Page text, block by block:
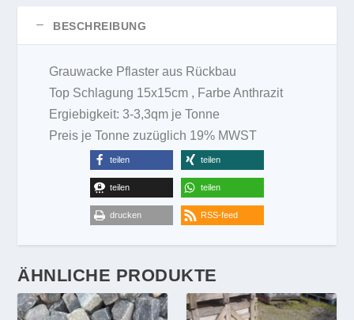
BESCHREIBUNG
Grauwacke Pflaster aus Rückbau
Top Schlagung 15x15cm , Farbe Anthrazit
Ergiebigkeit: 3-3,3qm je Tonne
Preis je Tonne zuzüglich 19% MWST
teilen teilen
teilen teilen
drucken RSS-feed
ÄHNLICHE PRODUKTE